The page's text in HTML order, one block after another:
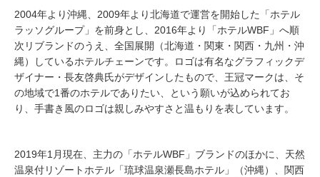
2004年より沖縄、2009年より北海道で運営を開始した「ホテル
ラッソグループ」を前身とし、2016年より「ホテルWBF」へ順
次リブランドのうえ、全国展開（北海道・関東・関西・九州・沖
縄）しているホテルチェーンです。ロゴは有名なグラフィックデ
ザイナー・長友啓典氏がデザインしたもので、王冠マークは、そ
の地域で1番のホテルでありたい、という願いが込められてお
り、手書き風のロゴは親しみやすさと温もりを表しています。
2019年1月現在、主力の「ホテルWBF」ブランドのほかに、天然
温泉付リゾートホテル「琉球温泉瀬長島ホテル」（沖縄）、関西